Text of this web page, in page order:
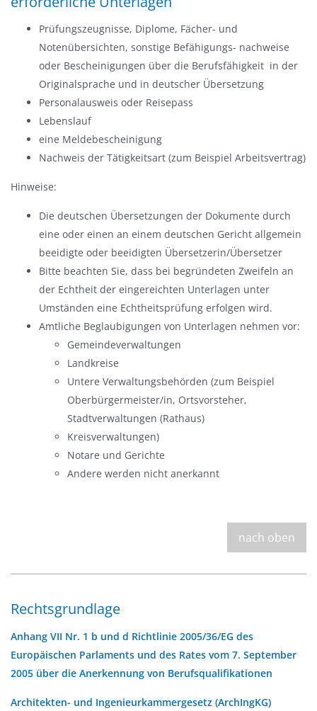
Prüfungszeugnisse, Diplome, Fächer- und
Notenübersichten, sonstige Befähigungs- nachweise
oder Bescheinigungen über die Berufsfähigkeit  in der
Originalsprache und in deutscher Übersetzung
Personalausweis oder Reisepass
Lebenslauf
eine Meldebescheinigung
Nachweis der Tätigkeitsart (zum Beispiel Arbeitsvertrag)
Hinweise:
Die deutschen Übersetzungen der Dokumente durch
eine oder einen an einem deutschen Gericht allgemein
beeidigte oder beeidigten Übersetzerin/Übersetzer
Bitte beachten Sie, dass bei begründeten Zweifeln an
der Echtheit der eingereichten Unterlagen unter
Umständen eine Echtheitsprüfung erfolgen wird.
Amtliche Beglaubigungen von Unterlagen nehmen vor:
Gemeindeverwaltungen
Landkreise
Untere Verwaltungsbehörden (zum Beispiel
Oberbürgermeister/in, Ortsvorsteher,
Stadtverwaltungen (Rathaus)
Kreisverwaltungen)
Notare und Gerichte
Andere werden nicht anerkannt
nach oben
Rechtsgrundlage
Anhang VII Nr. 1 b und d Richtlinie 2005/36/EG des
Europäischen Parlaments und des Rates vom 7. September
2005 über die Anerkennung von Berufsqualifikationen
Architekten- und Ingenieurkammergesetz (ArchIngKG)